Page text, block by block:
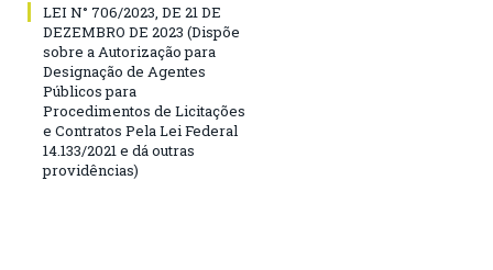
LEI N° 706/2023, DE 21 DE
DEZEMBRO DE 2023 (Dispõe
sobre a Autorização para
Designação de Agentes
Públicos para
Procedimentos de Licitações
e Contratos Pela Lei Federal
14.133/2021 e dá outras
providências)